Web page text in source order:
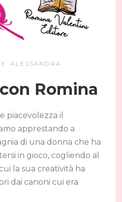
ALESSANDRA
Romina
piacevolezza il
apprestando a
di una donna che ha
in gioco, cogliendo al
la sua creatività ha
dai canoni cui era